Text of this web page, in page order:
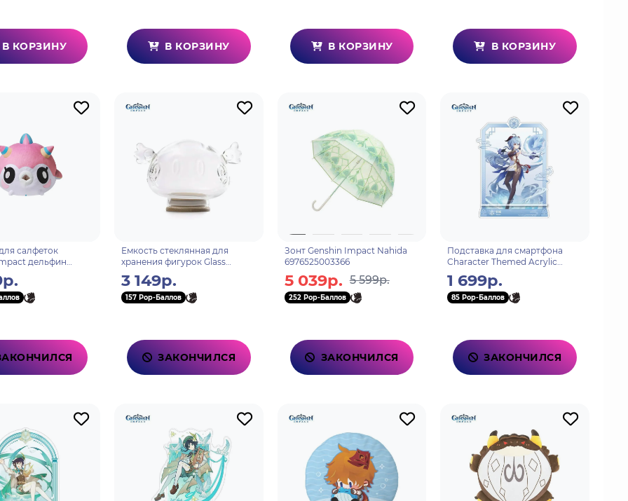
В КОРЗИНУ В КОРЗИНУ В КОРЗИНУ В КОРЗИНУ
салфеток
дельфин
Tissue Pouch 41
Емкость стеклянная для
хранения фигурок Glass
3 149р.
157 Pop-Баллов
ЗАКОНЧИЛСЯ
Зонт Genshin Impact Nahida
6976525003366
5 039р. 5 599р.
252 Pop-Баллов
ЗАКОНЧИЛСЯ
Подставка для смартфона
Character Themed Acrylic
Ganyu 6974696617504
1 699р.
85 Pop-Баллов
ЗАКОНЧИЛСЯ